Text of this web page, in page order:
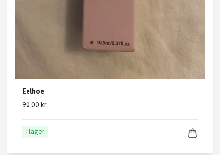
Eelhoe
90.00 kr
I lager